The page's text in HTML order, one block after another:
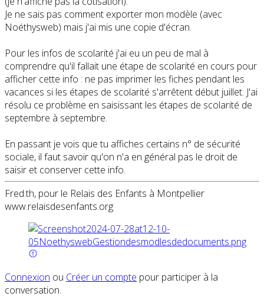
Je ne sais pas comment exporter mon modèle (avec
Noéthysweb) mais j'ai mis une copie d'écran.
Pour les infos de scolarité j'ai eu un peu de mal à
comprendre qu'il fallait une étape de scolarité en cours pour
afficher cette info : ne pas imprimer les fiches pendant les
vacances si les étapes de scolarité s'arrêtent début juillet. J'ai
résolu ce problème en saisissant les étapes de scolarité de
septembre à septembre.
En passant je vois que tu affiches certains n° de sécurité
sociale, il faut savoir qu'on n'a en général pas le droit de
saisir et conserver cette info.
Fred.th, pour le Relais des Enfants à Montpellier
www.relaisdesenfants.org
Connexion ou Créer un compte pour participer à la
conversation.